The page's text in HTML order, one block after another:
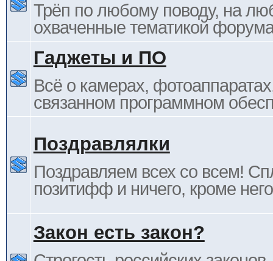
Трёп по любому поводу, на
охваченные тематикой
Гаджеты и ПО
Всё о камерах,
связанном программном
Поздравлялки
Поздравляем всех со всем!
позитифф и ничего, кроме
Закон есть закон?